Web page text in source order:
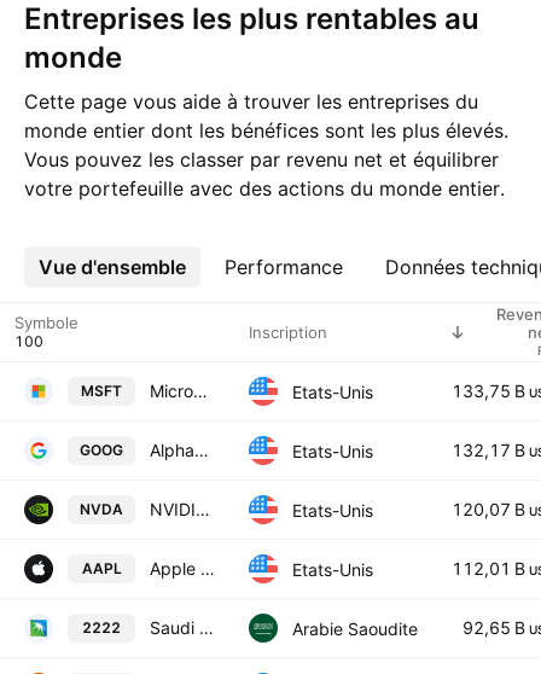
Entreprises les plus rentables au
monde
Cette page vous aide à trouver les entreprises du
monde entier dont les bénéfices sont les plus élevés.
Vous pouvez les classer par revenu net et équilibrer
votre portefeuille avec des actions du monde entier.
Vue d'ensemble Performance Données
Plus
Symbole Inscription
MSFT Microsoft Corporation Etats-Unis 133,75 B
GOOG Alphabet Inc. Class C Etats-Unis 132,17 B
NVDA NVIDIA Corporation Etats-Unis 120,07 B
AAPL Apple Inc. Etats-Unis 112,01 B
2222 Saudi Arabian Oil Co. Arabie Saoudite 92,65 B